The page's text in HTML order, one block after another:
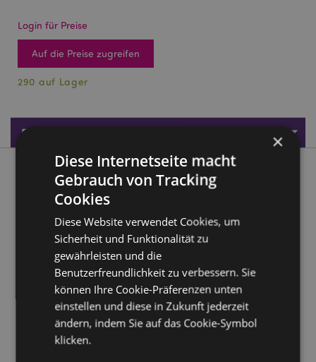
Login für Preise
Auf die Preise zugreifen
290 auf Lager
Produktdaten
Produktbeschreibung
Material: Porzelan
Lebensmittelecht:Ja
Mikrowellengeeignet:Ja
Spülmaschinenfest:Ja
Volumen: TBC
Produkttressourcen:
×
Diese Internetseite macht
Gebrauch von Tracking
Cookies
Diese Website verwendet Cookies, um
Sicherheit und Funktionalität zu
gewährleisten und die
Benutzerfreundlichkeit zu verbessern. Sie
können Ihre Cookie-Präferenzen unten
einstellen und diese in Zukunft jederzeit
ändern, indem Sie auf das Cookie-Symbol
klicken.